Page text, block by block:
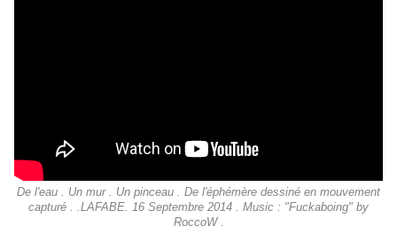
De l'eau . Un mur . Un pinceau . De l'éphémère dessiné en mouvement
capturé . .LAFABE. 16 Septembre 2014 . Music : "Fuckaboing" by
RoccoW .